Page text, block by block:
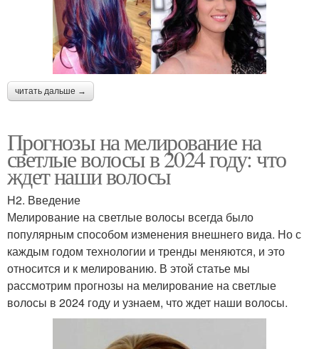
читать дальше →
Прогнозы на мелирование на
светлые волосы в 2024 году: что
ждет наши волосы
H2. Введение
Мелирование на светлые волосы всегда было
популярным способом изменения внешнего вида. Но с
каждым годом технологии и тренды меняются, и это
относится и к мелированию. В этой статье мы
рассмотрим прогнозы на мелирование на светлые
волосы в 2024 году и узнаем, что ждет наши волосы.